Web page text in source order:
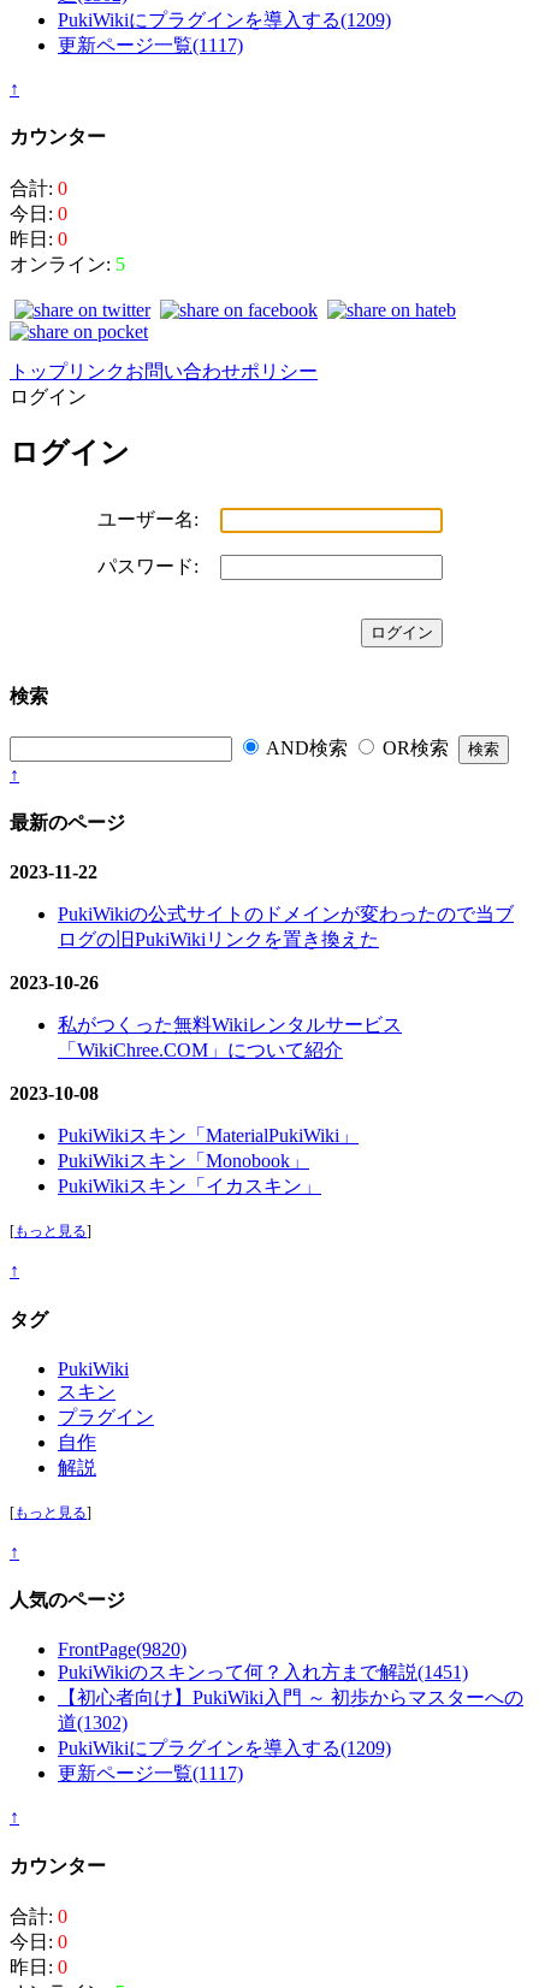
PukiWikiにプラグインを導入する(1209)
更新ページ一覧(1117)
↑
カウンター
合計: 0
今日: 0
昨日: 0
オンライン: 5
トップリンクお問い合わせポリシー
ログイン
ログイン
ユーザー名:
パスワード:
検索
AND検索
OR検索
↑
最新のページ
2023-11-22
PukiWikiの公式サイトのドメインが変わったので当ブ
ログの旧PukiWikiリンクを置き換えた
2023-10-26
私がつくった無料Wikiレンタルサービス
「WikiChree.COM」について紹介
2023-10-08
PukiWikiスキン「MaterialPukiWiki」
PukiWikiスキン「Monobook」
PukiWikiスキン「イカスキン」
[もっと見る]
↑
タグ
PukiWiki
スキン
プラグイン
自作
解説
[もっと見る]
↑
人気のページ
FrontPage(9820)
PukiWikiのスキンって何？入れ方まで解説(1451)
【初心者向け】PukiWiki入門 ～ 初歩からマスターへの
道(1302)
PukiWikiにプラグインを導入する(1209)
更新ページ一覧(1117)
↑
カウンター
合計: 0
今日: 0
昨日: 0